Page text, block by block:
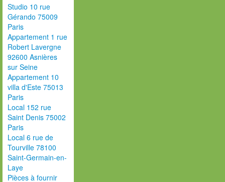
Studio 10 rue
Gérando 75009
Paris
Appartement 1 rue
Robert Lavergne
92600 Asnières
sur Seine
Appartement 10
villa d'Este 75013
Paris
Local 152 rue
Saint Denis 75002
Paris
Local 6 rue de
Tourville 78100
Saint-Germain-en-
Laye
Pièces à fournir